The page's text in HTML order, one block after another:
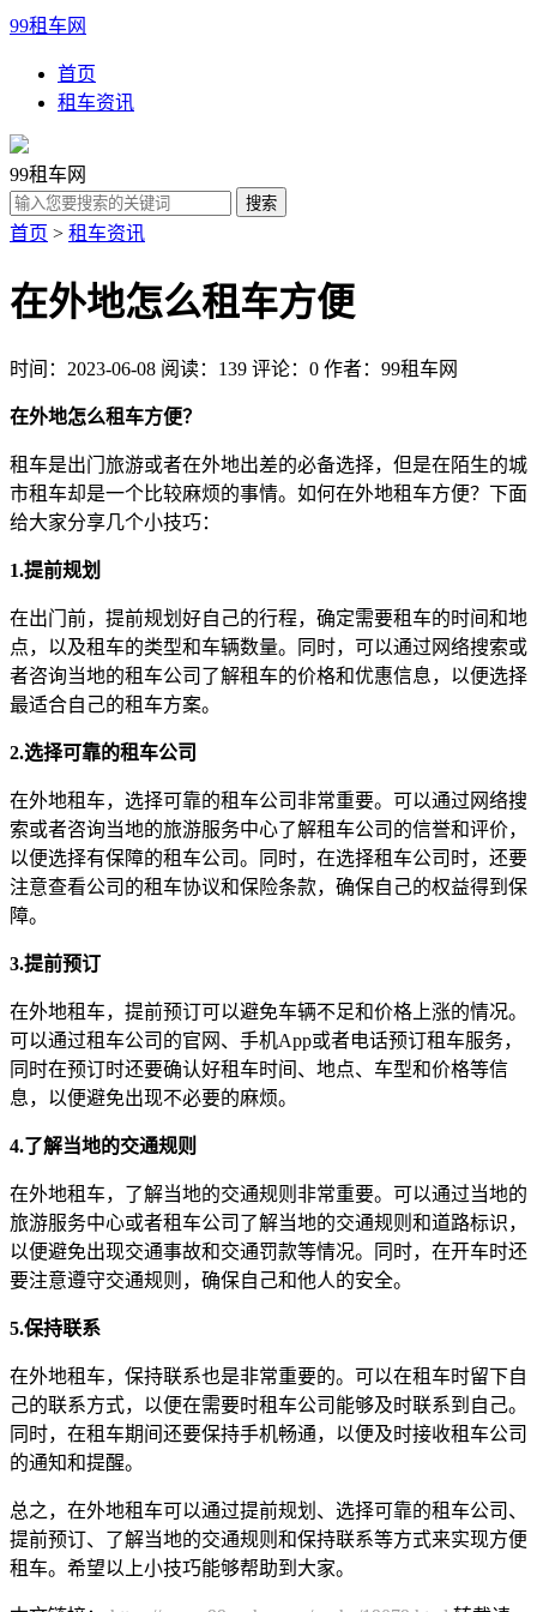
99租车网
首页
租车资讯
99租车网
首页 > 租车资讯
在外地怎么租车方便
时间：2023-06-08 阅读：139 评论：0 作者：99租车网
在外地怎么租车方便？
租车是出门旅游或者在外地出差的必备选择，但是在陌生的城
市租车却是一个比较麻烦的事情。如何在外地租车方便？下面
给大家分享几个小技巧：
1.提前规划
在出门前，提前规划好自己的行程，确定需要租车的时间和地
点，以及租车的类型和车辆数量。同时，可以通过网络搜索或
者咨询当地的租车公司了解租车的价格和优惠信息，以便选择
最适合自己的租车方案。
2.选择可靠的租车公司
在外地租车，选择可靠的租车公司非常重要。可以通过网络搜
索或者咨询当地的旅游服务中心了解租车公司的信誉和评价，
以便选择有保障的租车公司。同时，在选择租车公司时，还要
注意查看公司的租车协议和保险条款，确保自己的权益得到保
障。
3.提前预订
在外地租车，提前预订可以避免车辆不足和价格上涨的情况。
可以通过租车公司的官网、手机App或者电话预订租车服务，
同时在预订时还要确认好租车时间、地点、车型和价格等信
息，以便避免出现不必要的麻烦。
4.了解当地的交通规则
在外地租车，了解当地的交通规则非常重要。可以通过当地的
旅游服务中心或者租车公司了解当地的交通规则和道路标识，
以便避免出现交通事故和交通罚款等情况。同时，在开车时还
要注意遵守交通规则，确保自己和他人的安全。
5.保持联系
在外地租车，保持联系也是非常重要的。可以在租车时留下自
己的联系方式，以便在需要时租车公司能够及时联系到自己。
同时，在租车期间还要保持手机畅通，以便及时接收租车公司
的通知和提醒。
总之，在外地租车可以通过提前规划、选择可靠的租车公司、
提前预订、了解当地的交通规则和保持联系等方式来实现方便
租车。希望以上小技巧能够帮助到大家。